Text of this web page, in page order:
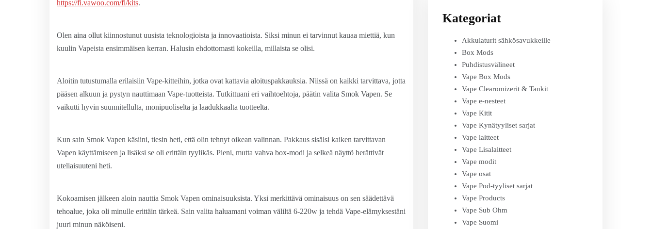
https://fi.vawoo.com/fi/kits.
Olen aina ollut kiinnostunut uusista teknologioista ja innovaatioista. Siksi minun ei tarvinnut kauaa miettiä, kun
kuulin Vapeista ensimmäisen kerran. Halusin ehdottomasti kokeilla, millaista se olisi.
Aloitin tutustumalla erilaisiin Vape-kitteihin, jotka ovat kattavia aloituspakkauksia. Niissä on kaikki tarvittava, jotta
pääsen alkuun ja pystyn nauttimaan Vape-tuotteista. Tutkittuani eri vaihtoehtoja, päätin valita Smok Vapen. Se
vaikutti hyvin suunnitellulta, monipuoliselta ja laadukkaalta tuotteelta.
Kun sain Smok Vapen käsiini, tiesin heti, että olin tehnyt oikean valinnan. Pakkaus sisälsi kaiken tarvittavan
Vapen käyttämiseen ja lisäksi se oli erittäin tyylikäs. Pieni, mutta vahva box-modi ja selkeä näyttö herättivät
uteliaisuuteni heti.
Kokoamisen jälkeen aloin nauttia Smok Vapen ominaisuuksista. Yksi merkittävä ominaisuus on sen säädettävä
tehoalue, joka oli minulle erittäin tärkeä. Sain valita haluamani voiman väliltä 6-220w ja tehdä Vape-elämyksestäni
juuri minun näköiseni.
Kategoriat
Akkulaturit sähkösavukkeille
Box Mods
Puhdistusvälineet
Vape Box Mods
Vape Clearomizerit & Tankit
Vape e-nesteet
Vape Kitit
Vape Kynätyyliset sarjat
Vape laitteet
Vape Lisalaitteet
Vape modit
Vape osat
Vape Pod-tyyliset sarjat
Vape Products
Vape Sub Ohm
Vape Suomi